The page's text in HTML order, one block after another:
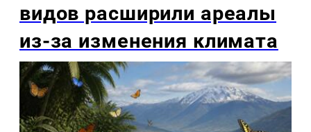
видов расширили ареалы
из-за изменения климата